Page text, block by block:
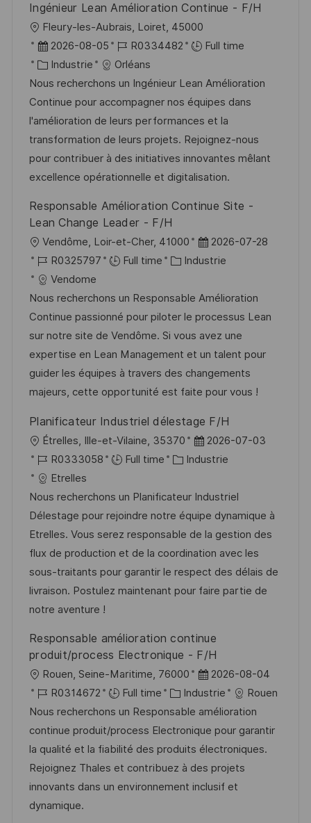
o
n
i
c
h
a
g
e
d
u
p
o
s
t
e
e
Ingénieur Lean Amélioration Continue - F/H
o
c
a
l
i
s
a
t
o
Fleury-les-Aubrais, Loiret, 45000
D
a
t
e
d
’
a
f
i
a
g
2026-08-05
R
é
f
é
r
e
n
c
d
o
R0334482
Full time
C
a
t
é
g
o
r
e
Industrie
Orléans
Nous recherchons un Ingénieur Lean Amélioration
Continue pour accompagner nos équipes dans
l'amélioration de leurs performances et la
transformation de leurs projets. Rejoignez-nous
pour contribuer à des initiatives innovantes mêlant
excellence opérationnelle et digitalisation.
Responsable Amélioration Continue Site -
Lean Change Leader - F/H
o
c
a
l
i
s
a
t
o
n
Vendôme, Loir-et-Cher, 41000
D
a
e
d
a
f
f
c
h
a
e
2026-07-28
R
é
f
é
r
e
n
c
d
u
p
o
s
t
e
R0325797 Full time
C
t
é
g
o
r
i
Industrie
Vendome
Nous recherchons un Responsable Amélioration
Continue passionné pour piloter le processus Lean
sur notre site de Vendôme. Si vous avez une
expertise en Lean Management et un talent pour
guider les équipes à travers des changements
majeurs, cette opportunité est faite pour vous !
Planificateur Industriel délestage F/H
o
c
a
l
i
s
a
t
i
n
Étrelles, Ille-et-Vilaine, 35370
D
a
e
d
’
a
f
f
h
g
2026-07-03
R
é
f
é
r
e
n
c
e
u
s
R0333058 Full time
C
t
é
g
o
r
Industrie
Etrelles
Nous recherchons un Planificateur Industriel
Délestage pour rejoindre notre équipe dynamique à
Etrelles. Vous serez responsable de la gestion des
flux de production et de la coordination avec les
sous-traitants pour garantir le respect des délais de
livraison. Postulez maintenant pour faire partie de
notre aventure !
Responsable amélioration continue
produit/process Electronique - F/H
o
c
a
l
i
s
a
Rouen, Seine-Maritime, 76000
D
a
t
e
d
’
a
2026-08-04
R
é
f
é
r
e
n
R0314672 Full time
C
a
t
é
g
o
Industrie
Rouen
Nous recherchons un Responsable amélioration
continue produit/process Electronique pour garantir
la qualité et la fiabilité des produits électroniques.
Rejoignez Thales et contribuez à des projets
innovants dans un environnement inclusif et
dynamique.